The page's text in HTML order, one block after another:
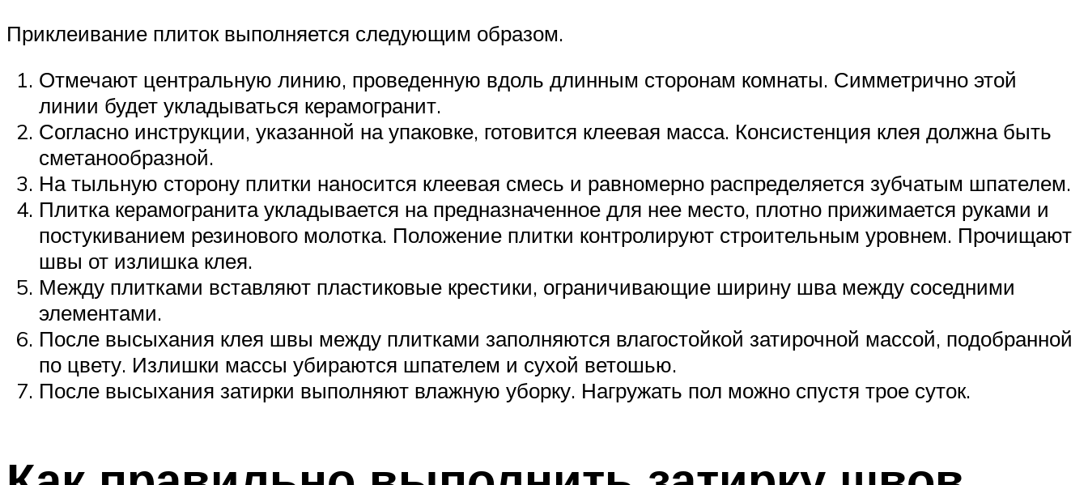
Приклеивание плиток выполняется следующим образом.
Отмечают центральную линию, проведенную вдоль длинным сторонам комнаты. Симметрично этой
линии будет укладываться керамогранит.
Согласно инструкции, указанной на упаковке, готовится клеевая масса. Консистенция клея должна быть
сметанообразной.
На тыльную сторону плитки наносится клеевая смесь и равномерно распределяется зубчатым шпателем.
Плитка керамогранита укладывается на предназначенное для нее место, плотно прижимается руками и
постукиванием резинового молотка. Положение плитки контролируют строительным уровнем. Прочищают
швы от излишка клея.
Между плитками вставляют пластиковые крестики, ограничивающие ширину шва между соседними
элементами.
После высыхания клея швы между плитками заполняются влагостойкой затирочной массой, подобранной
по цвету. Излишки массы убираются шпателем и сухой ветошью.
После высыхания затирки выполняют влажную уборку. Нагружать пол можно спустя трое суток.